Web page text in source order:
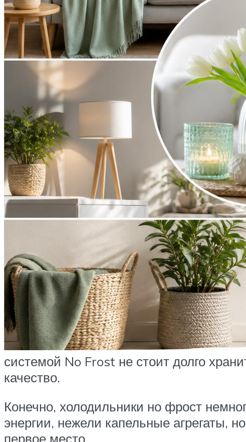
системой No Frost не стоит долго
качество.
Конечно, холодильники но фрост
энергии, нежели капельные агрегаты,
первое место.